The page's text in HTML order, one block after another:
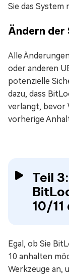
Sie das System
Ändern der
Alle
oder anderen
potenzielle
dazu, dass
verlangt, bevor
vorherige
Teil
10/11
Egal, ob Sie
10 anhalten
Werkzeuge an,